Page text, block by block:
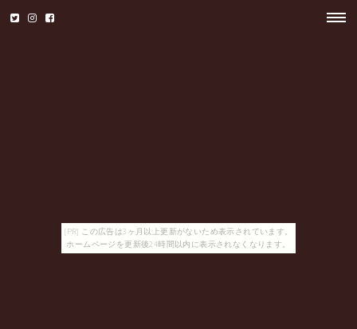
[PR] この広告は3ヶ月以上更新がないため表示されています。
ホームページを更新後24時間以内に表示されなくなります。